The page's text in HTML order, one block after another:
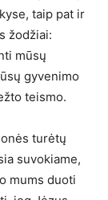
taip pat ir
žodžiai:
mūsų
gyvenimo
teismo.
turėtų
suvokiame,
mums duoti